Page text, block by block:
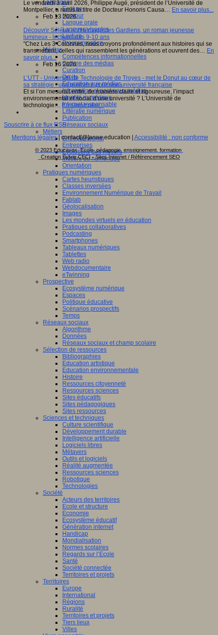
Langages
Ecriture
Humour
Langue orale
Langues vivantes
Lecture
Programmation
Médias
Compétences informationnelles
Culture des médias
Curation
Droits
Education aux médias
Information et nouveaux médias
Identité numérique
Internet responsable
Littératie numérique
Publication
Réseaux sociaux
Métiers
Entrepreneuriat
Entreprises
Evolutions des métiers
Métiers du numérique
Orientation
Pratiques numériques
Cartes heuristiques
Classes inversées
Environnement Numérique de Travail
Fablab
Géolocalisation
Images
Les mondes virtuels en éducation
Pratiques collaboratives
Podcasting
Smartphones
Tableaux numériques
Tablettes
Web radio
Webdocumentaire
eTwinning
Prospective
Ecosystème numérique
Espaces
Politique éducative
Scénarios prospectifs
Temps
Réseaux sociaux
Algorithme
Données
Réseaux sociaux et champ scolaire
Sélection de ressources
Bibliographies
Education artistique
Education environnementale
Histoire
Ressources citoyenneté
Ressources sciences
Sites éducatifs
Sites pédagogiques
Sites ressources
Sciences et techniques
Culture scientifique
Développement durable
Intelligence artificielle
Logiciels libres
Métavers
Outils et logiciels
Réalité augmentée
Ressources sciences
Robotique
Technologies
Société
Acteurs des territoires
Ecole et structure
Economie
Ecosystème éducatif
Génération internet
Handicap
Mondialisation
Normes scolaires
Regards sur l’Ecole
Santé
Société connectée
Territoires et projets
Territoires
Europe
International
Régions
Ruralité
Territoires et projets
Tiers lieux
Villes
Le vendredi 3 avril 2026, Philippe Augé, président de l’Université de
Montpellier, a remis le titre de Docteur Honoris Causa… En savoir plus...
Feb 13 2026
Découvrir Séléna et l’Héritage des Gardiens, un roman jeunesse
lumineux - lecteurs dès 9-10 ans
"Chez Les 3 Colonnes, nous croyons profondément aux histoires qui se
transmettent, celles qui rassemblent les générations et ouvrent des… En
savoir plus...
Feb 16 2026
L’UTT - Université de Technologie de Troyes - met le Donut au cœur de
sa stratégie : une première pour une université française
Et si l’on mesurait enfin, de manière claire et rigoureuse, l’impact
environnemental et social d’une université ? L’Université de
technologie… En savoir plus...
Souscrire à ce flux RSS
Mentions légales| contact[@]anae.education | Accessibilité : non conforme
© 2023 Educavox, Ecole, pédagogie, enseignement, formation
Creation Sylvie CECI - Sites Internet / Référencement SEO